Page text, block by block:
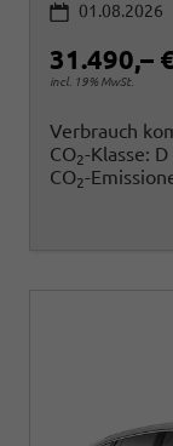
01.08.2026
31.490,–
incl. 19% MwSt.
Verbrauch
CO2-Klasse: D
CO2-